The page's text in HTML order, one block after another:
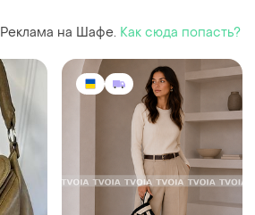
акцент для вашего
гардероба! 🌿
Реклама на Шафе. Как сюда попасть?